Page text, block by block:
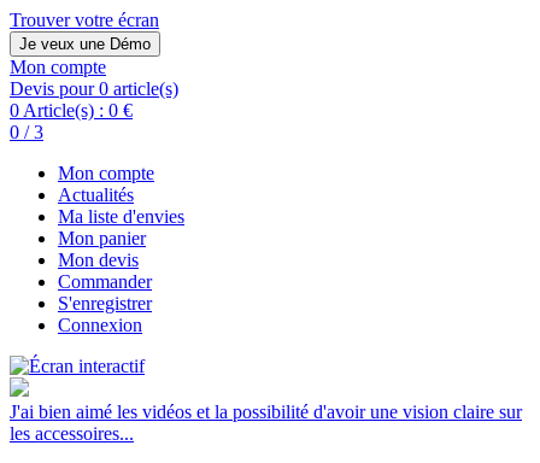
Trouver votre écran
Je veux une Démo
Mon compte
Devis pour 0 article(s)
0 Article(s) : 0 €
0 / 3
Mon compte
Actualités
Ma liste d'envies
Mon panier
Mon devis
Commander
S'enregistrer
Connexion
J'ai bien aimé les vidéos et la possibilité d'avoir une vision claire sur
les accessoires...